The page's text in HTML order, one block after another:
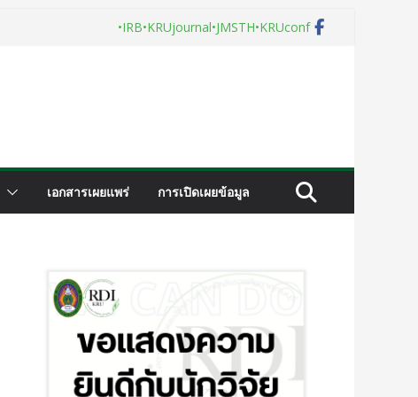
•IRB•KRUjournal•JMSTH•KRUconf
เอกสารเผยแพร่ การเปิดเผยข้อมูล